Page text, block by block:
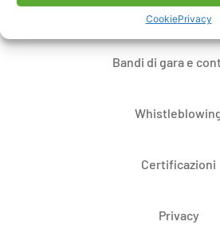
CookiePrivacy
Dove siamo
Bandi di gara e
Certificazioni
Privacy